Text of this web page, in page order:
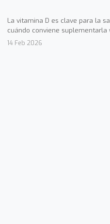
La vitamina D es clave para la
cuándo conviene suplementarla
14 Feb 2026